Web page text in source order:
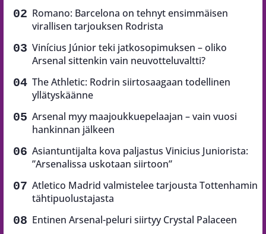
Romano: Barcelona on tehnyt ensimmäisen
virallisen tarjouksen Rodrista
Vinícius Júnior teki jatkosopimuksen – oliko
Arsenal sittenkin vain neuvotteluvaltti?
The Athletic: Rodrin siirtosaagaan todellinen
yllätyskäänne
Arsenal myy maajoukkuepelaajan – vain vuosi
hankinnan jälkeen
Asiantuntijalta kova paljastus Vinicius Juniorista:
”Arsenalissa uskotaan siirtoon”
Atletico Madrid valmistelee tarjousta Tottenhamin
tähtipuolustajasta
Entinen Arsenal-peluri siirtyy Crystal Palaceen